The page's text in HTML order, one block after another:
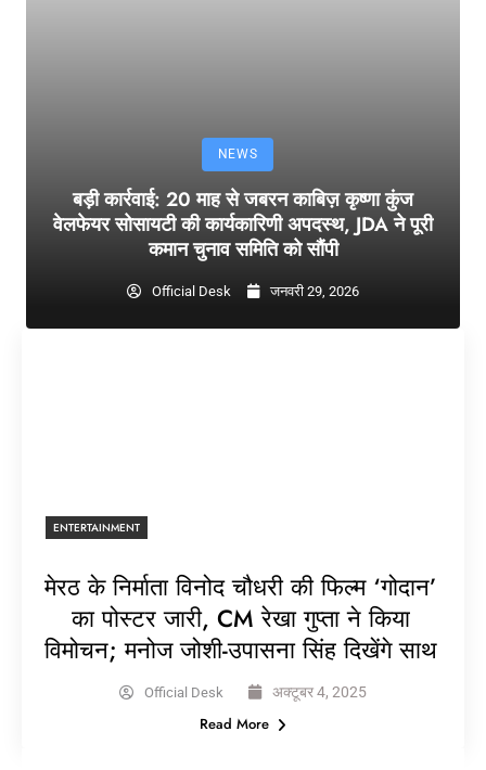
NEWS
बड़ी कार्रवाई: 20 माह से जबरन काबिज़ कृष्णा कुंज
वेलफेयर सोसायटी की कार्यकारिणी अपदस्थ, JDA ने पूरी
कमान चुनाव समिति को सौंपी
Official Desk जनवरी 29, 2026
ENTERTAINMENT
मेरठ के निर्माता विनोद चौधरी की फिल्म ‘गोदान’
का पोस्टर जारी, CM रेखा गुप्ता ने किया
विमोचन; मनोज जोशी-उपासना सिंह दिखेंगे साथ
Official Desk अक्टूबर 4, 2025
Read More